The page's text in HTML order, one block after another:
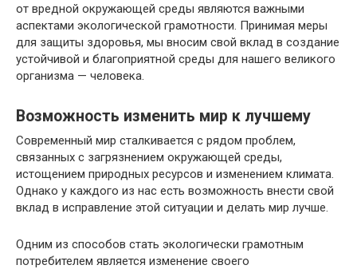
от вредной окружающей среды являются важными
аспектами экологической грамотности. Принимая меры
для защиты здоровья, мы вносим свой вклад в создание
устойчивой и благоприятной среды для нашего великого
организма — человека.
Возможность изменить мир к лучшему
Современный мир сталкивается с рядом проблем,
связанных с загрязнением окружающей среды,
истощением природных ресурсов и изменением климата.
Однако у каждого из нас есть возможность внести свой
вклад в исправление этой ситуации и делать мир лучше.
Одним из способов стать экологически грамотным
потребителем является изменение своего